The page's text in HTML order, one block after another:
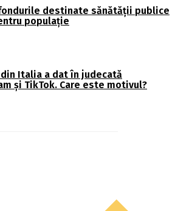
destinate sănătății publice
populație
Italia a dat în judecată
și TikTok. Care este motivul?